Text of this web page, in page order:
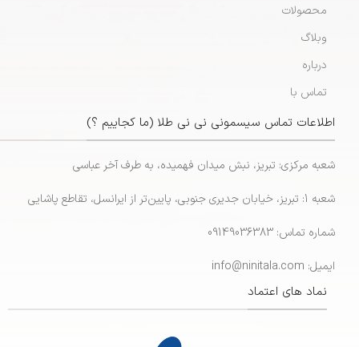
محصولات
وبلاگ
درباره
تماس با
اطلاعات تماس سیسمونی نی نی طلا (ما کجاییم ؟)
شعبه مرکزی: تبریز، نبش میدان فهمیده، به طرف آخر عباسی
شعبه 1: تبریز، خیابان جدیری جنوبی، پایین‌تر از ایرانسل، تقاطع پاشایی
شماره تماس: 09149036383
ایمیل: info@ninitala.com
نماد های اعتماد